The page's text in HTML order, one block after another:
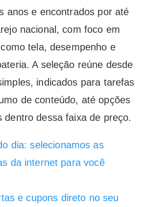
anos e encontrados por até
nacional, com foco em
tela, desempenho e
A seleção reúne desde
indicados para tarefas
de conteúdo, até opções
dentro dessa faixa de preço.
dia: selecionamos as
da internet para você
e cupons direto no seu